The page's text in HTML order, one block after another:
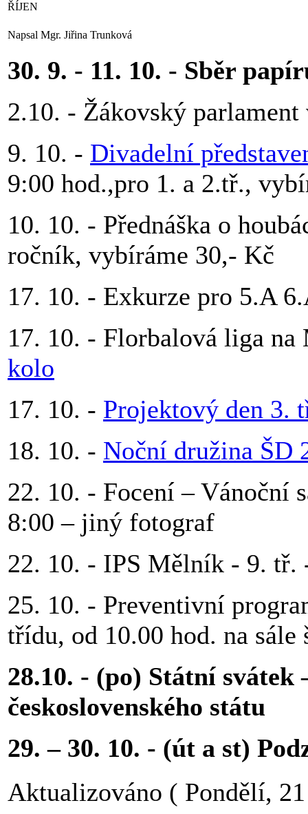
ŘÍJEN
Napsal Mgr. Jiřina Trunková
30. 9. - 11. 10. - Sběr
2.10. - Žákovský
9. 10. - Divadelní
9:00 hod.,pro 1. a 2.tř.,
10. 10. - Přednáška o
ročník, vybíráme 30,- Kč
17. 10. - Exkurze pro 5.A
17. 10. - Florbalová liga
kolo
17. 10. - Projektový den 3.
18. 10. - Noční družina ŠD
22. 10. - Focení – Vánoční
8:00 – jiný fotograf
22. 10. - IPS Mělník - 9. tř.
25. 10. - Preventivní
třídu, od 10.00 hod. na
28.10. - (po) Státní svátek
československého státu
29. – 30. 10. - (út a st)
Aktualizováno ( Pondělí,